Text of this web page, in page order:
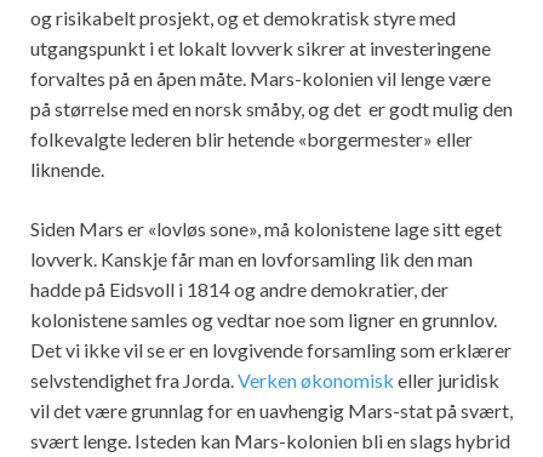
og risikabelt prosjekt, og et demokratisk styre med
utgangspunkt i et lokalt lovverk sikrer at investeringene
forvaltes på en åpen måte. Mars-kolonien vil lenge være
på størrelse med en norsk småby, og det er godt mulig den
folkevalgte lederen blir hetende «borgermester» eller
liknende.
Siden Mars er «lovløs sone», må kolonistene lage sitt eget
lovverk. Kanskje får man en lovforsamling lik den man
hadde på Eidsvoll i 1814 og andre demokratier, der
kolonistene samles og vedtar noe som ligner en grunnlov.
Det vi ikke vil se er en lovgivende forsamling som erklærer
selvstendighet fra Jorda.Verken økonomisk eller juridisk
vil det være grunnlag for en uavhengig Mars-stat på svært,
svært lenge. Isteden kan Mars-kolonien bli en slags hybrid